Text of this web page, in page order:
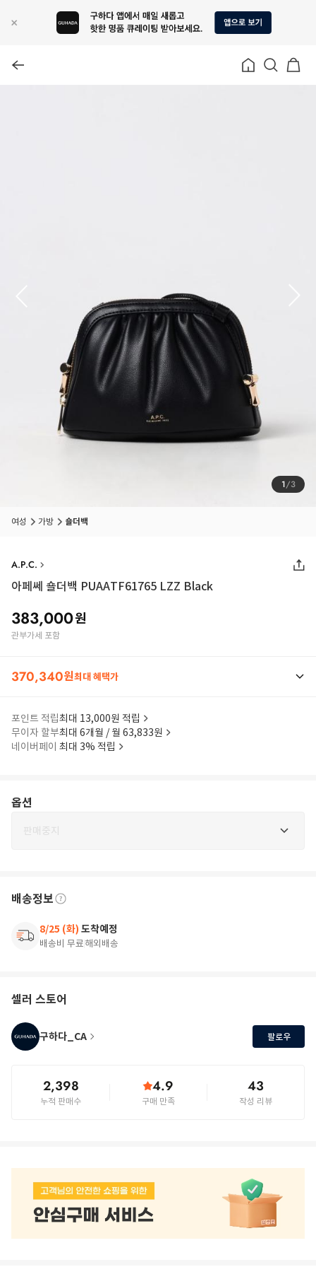
1/3
여성 가방 숄더백
A.P.C.
아페쎄 숄더백 PUAATF61765 LZZ Black
383,000원
관부가세 포함
370,340원최대 혜택가
포인트 적립최대 13,000원 적립
무이자 할부최대 6개월 / 월 63,833원
네이버페이 최대 3% 적립
옵션
판매중지
배송정보
8/25 (화) 도착예정
배송비 무료해외배송
셀러 스토어
구하다_CA 팔로우
2,398
누적 판매수
4.9
구매 만족
43
작성 리뷰